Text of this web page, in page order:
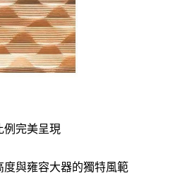
完美呈現
與雍容大器的獨特風範